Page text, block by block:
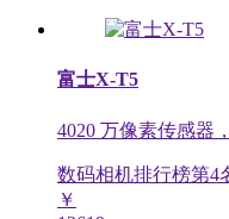
富士X-T5
4020 万像素传感器
数码相机排行榜第4
￥